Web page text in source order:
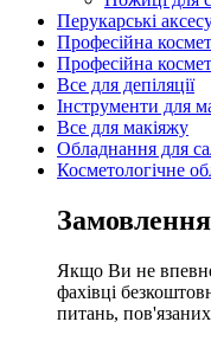
Перукарські
Професійна
Професійна
Все для депіляції
Інструменти для
Все для макіяжу
Обладнання для
Косметологічне
Якщо Ви не
фахівці
питань,